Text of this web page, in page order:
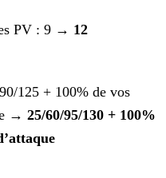
PV : 9 → 12
125 + 100% de vos
→ 25/60/95/130 + 100%